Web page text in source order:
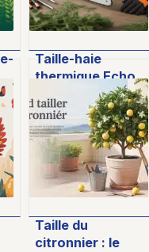
Taille-haie
thermique Echo
ou Stihl : comment
choisir le modèle
idéal ?
Taille du
citronnier : le